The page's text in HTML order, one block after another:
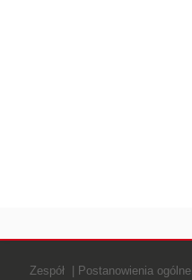
Zespół Postanowienia ogólne